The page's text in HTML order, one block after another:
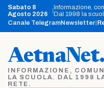
Vai
contenuto
Sabato 8
Agosto 2026
Informazione,
Dal 1998 la
Canale TelegramNewsletter
INFORMAZIONE,
LA SCUOLA. DAL 1998
RETE.